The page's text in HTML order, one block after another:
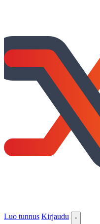
Luo tunnus Kirjaudu